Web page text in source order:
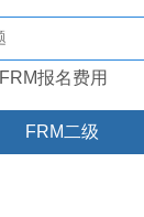
FRM报名费用
FRM二级